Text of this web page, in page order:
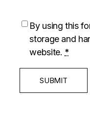
By using this
storage and
website. *
SUBMIT